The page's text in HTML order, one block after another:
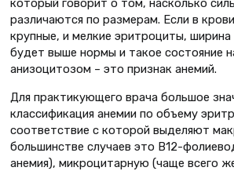
который говорит о том, насколько
различаются по размерам. Если в
крупные, и мелкие эритроциты, ширина
будет выше нормы и такое состояние
анизоцитозом – это признак анемий.
Для практикующего врача большое
классификация анемии по объему
соответствие с которой выделяют
большинстве случаев это В12-
анемия), микроцитарную (чаще всего